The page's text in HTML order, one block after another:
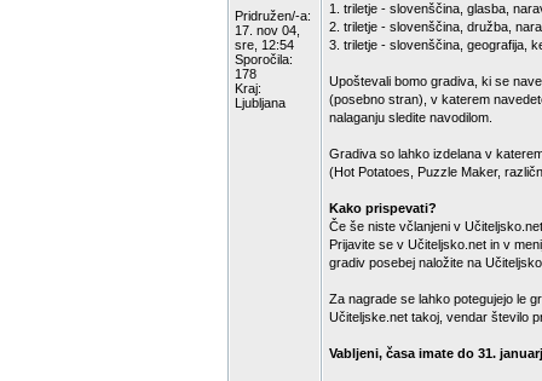
Pridružen/-a:
17. nov 04,
sre, 12:54
Sporočila:
178
Kraj:
Ljubljana
1. triletje - slovenščina, glasba,
2. triletje - slovenščina, družba,
3. triletje - slovenščina, geografija,
Upoštevali bomo gradiva, ki se
(posebno stran), v katerem
nalaganju sledite navodilom.
Gradiva so lahko izdelana v
(Hot Potatoes, Puzzle Maker,
Kako prispevati?
Če še niste včlanjeni v
Prijavite se v Učiteljsko.net in v
gradiv posebej naložite na
Za nagrade se lahko potegujejo le
Učiteljske.net takoj, vendar število
Vabljeni, časa imate do 31.